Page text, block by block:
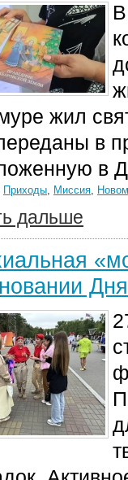
жил
в
в
Приходы, Миссия,
дальше